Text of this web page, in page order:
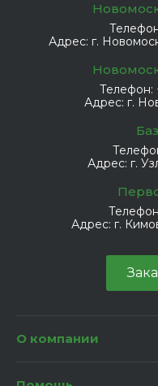
Адрес: г.
Телефон:
Адрес: г.
Адрес: г.
Адрес: г.
О компании